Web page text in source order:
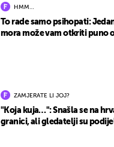
HMM…
To rade samo psihopati:
mora može vam otkriti puno
ZAMJERATE LI JOJ?
"Koja kuja…": Snašla se na
granici, ali gledatelji su